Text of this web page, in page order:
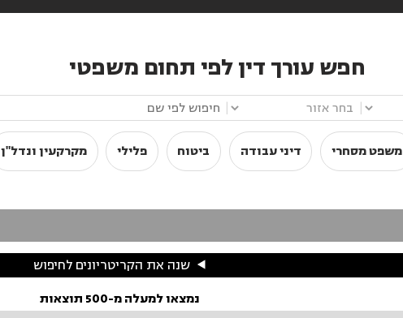
חפש עורך דין לפי תחום משפטי
משפט מסחרי דיני עבודה ביטוח פלילי מקרקעין ונדל"ן
שנה את הקריטריונים לחיפוש
נמצאו למעלה מ-500 תוצאות